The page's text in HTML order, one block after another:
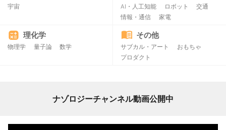
宇宙 AI・人工知能 ロボット
交通
情報・通信
家電
理化学
物理学 量子論 数学
その他
サブカル・アート
おもちゃ
プロダクト
ナゾロジーチャンネル動画公開中